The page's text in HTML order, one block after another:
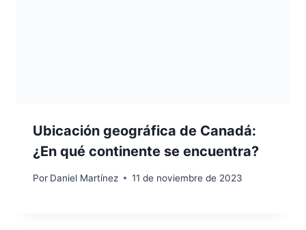
Ubicación geográfica de Canadá:
¿En qué continente se encuentra?
Por Daniel Martínez 11 de noviembre de 2023